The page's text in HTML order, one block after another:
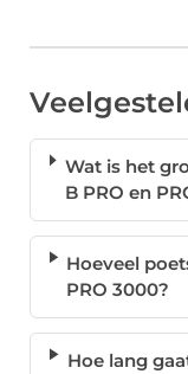
Wat is het
B PRO en
Hoeveel
PRO 3000?
Hoe lang